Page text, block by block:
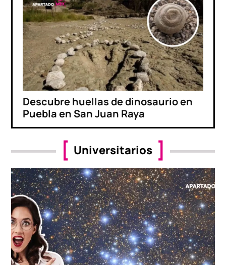
Descubre huellas de dinosaurio en
Puebla en San Juan Raya
Universitarios